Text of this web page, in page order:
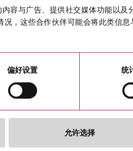
容与广告、提供社交媒体功能以
，这些合作伙伴可能会将此类信
偏好设置 统
允许选择
购买